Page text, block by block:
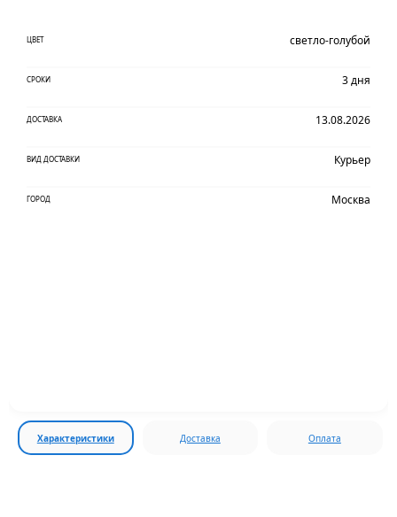
ЦВЕТ светло-голубой
СРОКИ 3 дня
ДОСТАВКА 13.08.2026
ВИД ДОСТАВКИ Курьер
ГОРОД Москва
Характеристики Доставка Оплата